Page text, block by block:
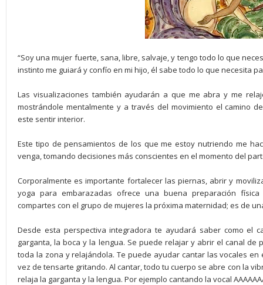
“Soy una mujer fuerte, sana, libre, salvaje, y tengo todo lo que
instinto me guiará y confío en mi hijo, él sabe todo lo que necesita
Las visualizaciones también ayudarán a que me abra y me
mostrándole mentalmente y a través del movimiento el camino
este sentir interior.
Este tipo de pensamientos de los que me estoy nutriendo me
venga, tomando decisiones más conscientes en el momento del
Corporalmente es importante fortalecer las piernas, abrir y
yoga para embarazadas ofrece una buena preparación
compartes con el grupo de mujeres la próxima maternidad; es de
Desde esta perspectiva integradora te ayudará saber como el
garganta, la boca y la lengua. Se puede relajar y abrir el canal
toda la zona y relajándola. Te puede ayudar cantar las vocales en
vez de tensarte gritando. Al cantar, todo tu cuerpo se abre con la
relaja la garganta y la lengua. Por ejemplo cantando la vocal